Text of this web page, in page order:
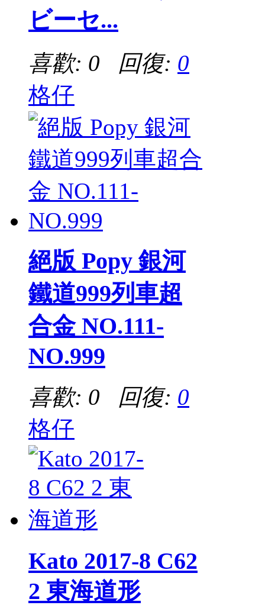
ビーセ...
喜歡: 0 回復: 0
格仔
絕版 Popy 銀河
鐵道999列車超
合金 NO.111-
NO.999
喜歡: 0 回復: 0
格仔
Kato 2017-8 C62
2 東海道形